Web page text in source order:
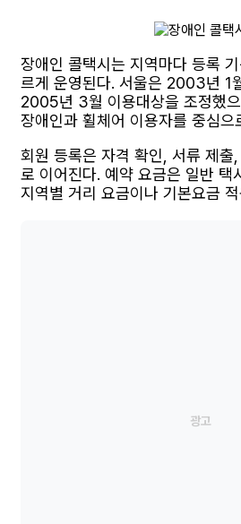
장애인 콜택시는 지역마다 등록
르게 운영된다. 서울은 2003년 1
2005년 3월 이용대상을 조정했
장애인과 휠체어 이용자를 중심으
회원 등록은 자격 확인, 서류 제출
로 이어진다. 예약 요금은 일반 택
지역별 거리 요금이나 기본요금